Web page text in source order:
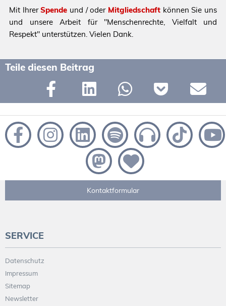
Mit IhrerSpende und / oder Mitgliedschaft können Sie uns
und unsere Arbeit für "Menschenrechte, Vielfalt und
Respekt" unterstützen. Vielen Dank.
Teile diesen Beitrag
Kontaktformular
SERVICE
Datenschutz
Impressum
Sitemap
Newsletter